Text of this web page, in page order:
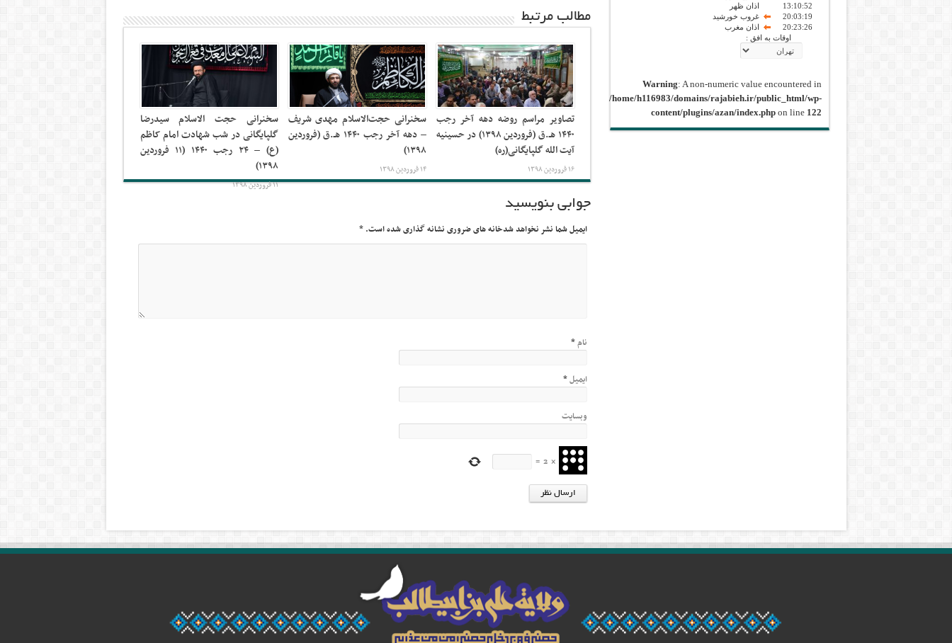
مطالب مرتبط
تصاویر مراسم روضه دهه آخر رجب
۱۴۴۰ هـ.ق (فروردین ۱۳۹۸) در حسینیه
آیت الله گلپایگانی(ره)
۱۶ فروردین ۱۳۹۸
سخنرانی حجت‌الاسلام مهدی شریف
– دهه آخر رجب ۱۴۴۰ هـ.ق (فروردین
۱۳۹۸)
۱۴ فروردین ۱۳۹۸
سخنرانی حجت الاسلام سیدرضا
گلپایگانی در شب شهادت امام کاظم
(ع) – ۲۴ رجب ۱۴۴۰ (۱۱ فروردین
۱۳۹۸)
۱۱ فروردین ۱۳۹۸
جوابی بنویسید
ایمیل شما نشر نخواهد شدخانه های ضروری نشانه گذاری شده است.*
نام*
ایمیل*
وبسایت
×
2
=
13:10:52
اذان ظهر
20:03:19
غروب خورشید
20:23:26
اذان مغرب
اوقات به افق :
Warning: A non-numeric value encountered in
/home/h116983/domains/rajabieh.ir/public_html/wp-
content/plugins/azan/index.phpon line 122